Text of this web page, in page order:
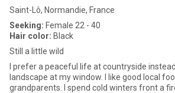
Saint-Lô, Normandie, France
Seeking: Female 22 - 40
Hair color: Black
Still a little wild
I prefer a peaceful life at countryside
landscape at my window. I like good local
grandparents. I spend cold winters front a